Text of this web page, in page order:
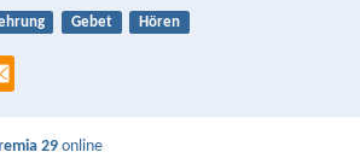
Gebet Hören
29 online